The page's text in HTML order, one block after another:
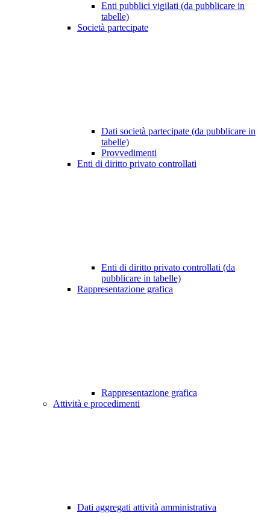
Enti pubblici vigilati (da pubblicare in
tabelle)
Società partecipate
Dati società partecipate (da pubblicare in
tabelle)
Provvedimenti
Enti di diritto privato controllati
Enti di diritto privato controllati (da
pubblicare in tabelle)
Rappresentazione grafica
Rappresentazione grafica
Attività e procedimenti
Dati aggregati attività amministrativa